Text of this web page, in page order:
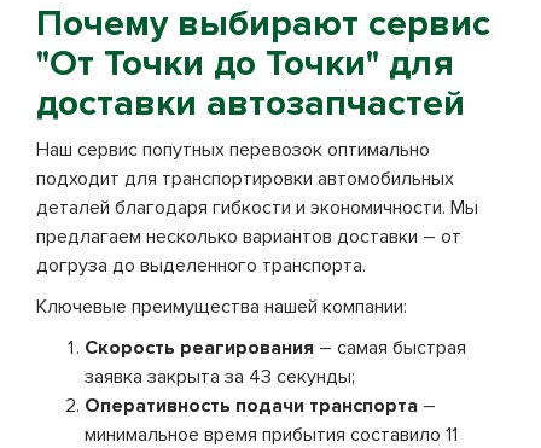
Почему выбирают сервис
"От Точки до Точки" для
доставки автозапчастей
Наш сервис попутных перевозок оптимально
подходит для транспортировки автомобильных
деталей благодаря гибкости и экономичности. Мы
предлагаем несколько вариантов доставки – от
догруза до выделенного транспорта.
Ключевые преимущества нашей компании:
Скорость реагирования – самая быстрая
заявка закрыта за 43 секунды;
Оперативность подачи транспорта –
минимальное время прибытия составило 11